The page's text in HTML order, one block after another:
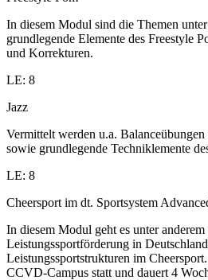
In diesem Modul sind die Themen
grundlegende Elemente des Freestyle
und Korrekturen.
LE: 8
Jazz
Vermittelt werden u.a.
sowie grundlegende Techniklemente
LE: 8
Cheersport im dt. Sportsystem
In diesem Modul geht es unter
Leistungssportförderung in
Leistungssportstrukturen im
CCVD-Campus statt und dauert 4